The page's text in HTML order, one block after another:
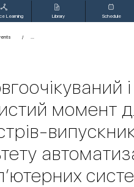
Learning Library Schedule
і
момент